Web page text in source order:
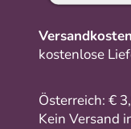
kostenlose
Österreich: €
Kein Versand